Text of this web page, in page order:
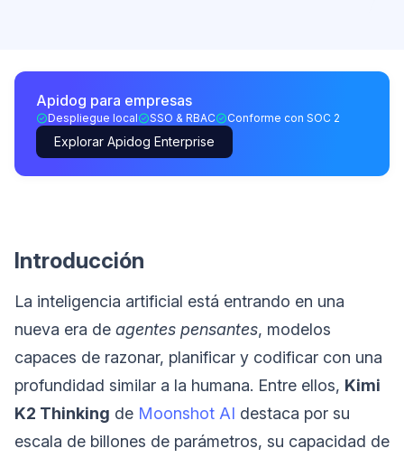
Apidog para empresas
Despliegue local SSO & RBAC Conforme con SOC 2
Explorar Apidog Enterprise
Introducción
La inteligencia artificial está entrando en una
nueva era de agentes pensantes, modelos
capaces de razonar, planificar y codificar con una
profundidad similar a la humana. Entre ellos, Kimi
K2 Thinking de Moonshot AI destaca por su
escala de billones de parámetros, su capacidad de